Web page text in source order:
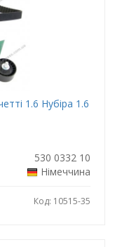
1.6 Нубіра 1.6
530 0332 10
Німеччина
Код: 10515-35